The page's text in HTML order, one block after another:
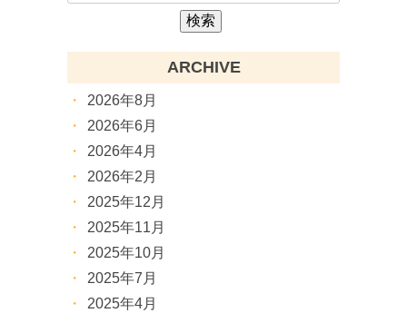
ARCHIVE
2026年8月
2026年6月
2026年4月
2026年2月
2025年12月
2025年11月
2025年10月
2025年7月
2025年4月